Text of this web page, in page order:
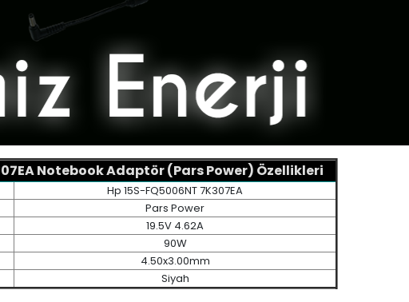
Notebook Adaptör (Pars Power) Özellikleri
Hp 15S-FQ5006NT 7K307EA
Pars Power
19.5V 4.62A
90W
4.50x3.00mm
Siyah